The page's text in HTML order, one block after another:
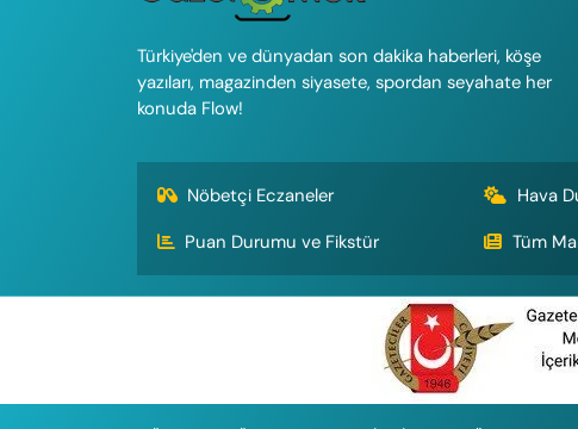
Türkiye'den ve dünyadan son dakika haberleri, köşe
yazıları, magazinden siyasete, spordan seyahate her
konuda Flow!
Nöbetçi Eczaneler Hava
Puan Durumu ve Fikstür
Tüm